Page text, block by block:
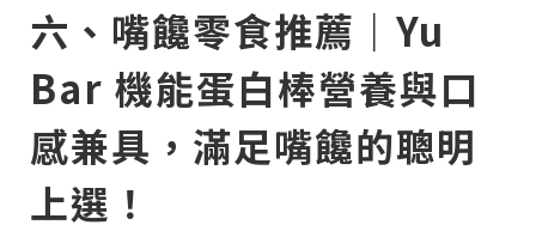
六、嘴饞零食推薦｜Yu
Bar 機能蛋白棒營養與口
感兼具，滿足嘴饞的聰明
上選！